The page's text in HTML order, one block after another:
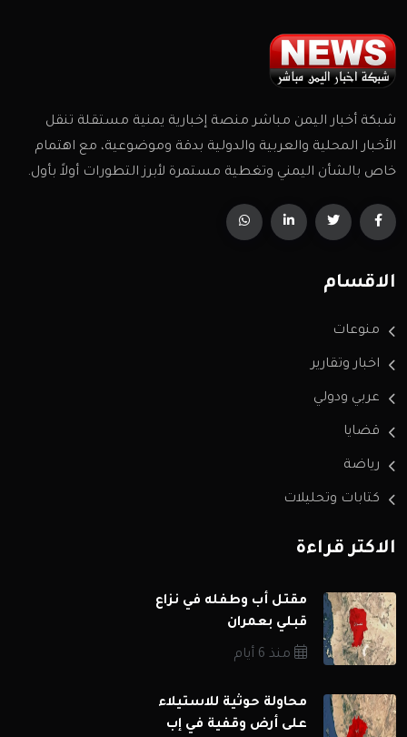
شبكة أخبار اليمن مباشر منصة إخبارية يمنية مستقلة تنقل
الأخبار المحلية والعربية والدولية بدقة وموضوعية، مع اهتمام
خاص بالشأن اليمني وتغطية مستمرة لأبرز التطورات أولاً بأول.
الاقسام
منوعات
اخبار وتقارير
عربي ودولي
قضايا
رياضة
كتابات وتحليلات
الاكثر قراءة
مقتل أب وطفله في نزاع
قبلي بعمران
منذ 6 أيام
محاولة حوثية للاستيلاء
على أرض وقفية في إب